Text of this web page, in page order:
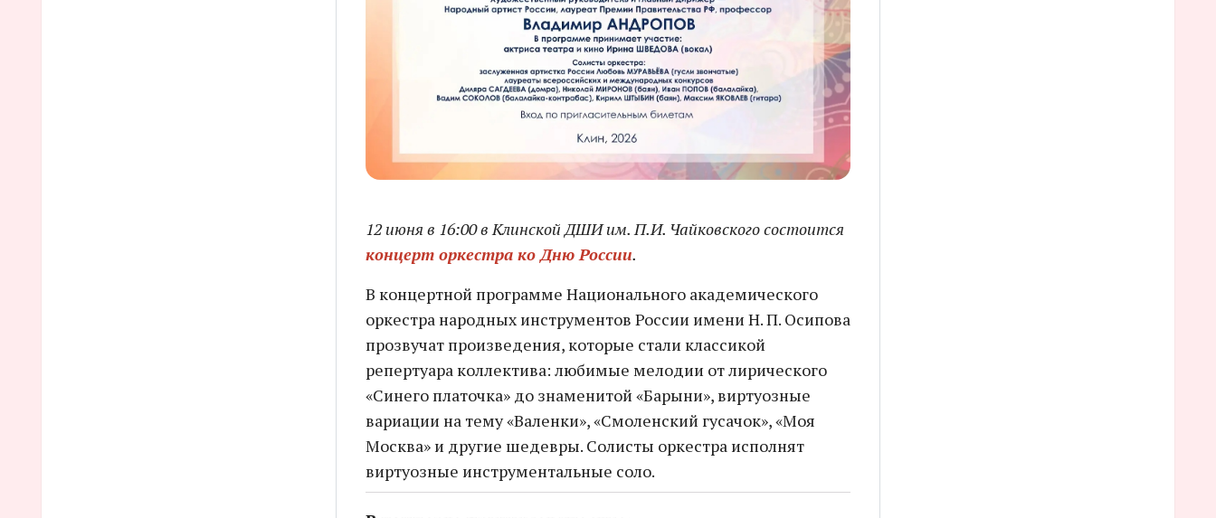
12 июня в 16:00 в Клинской ДШИ им. П.И. Чайковского состоится
концерт оркестра ко Дню России.
В концертной программе Национального академического
оркестра народных инструментов России имени Н. П. Осипова
прозвучат произведения, которые стали классикой
репертуара коллектива: любимые мелодии от лирического
«Синего платочка» до знаменитой «Барыни», виртуозные
вариации на тему «Валенки», «Смоленский гусачок», «Моя
Москва» и другие шедевры. Солисты оркестра исполнят
виртуозные инструментальные соло.